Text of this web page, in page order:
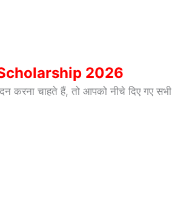
2026
करना चाहते हैं, तो आपको नीचे दिए गए सभी